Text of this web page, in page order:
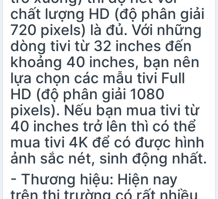
chất lượng HD (độ phân giải
720 pixels) là đủ. Với những
dòng tivi từ 32 inches đến
khoảng 40 inches, bạn nên
lựa chọn các mẫu tivi Full
HD (độ phân giải 1080
pixels). Nếu bạn mua tivi từ
40 inches trở lên thì có thể
mua tivi 4K để có được hình
ảnh sắc nét, sinh động nhất.
- Thương hiệu: Hiện nay
trên thị trường có rất nhiều